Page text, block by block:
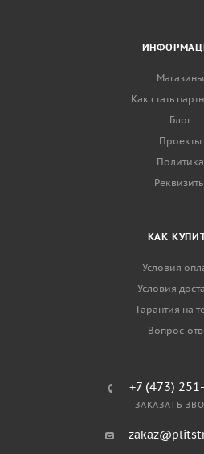
Магазины
Как стать
Блог
Проекты
Политика
Реквизиты
КАК
Условия
Условия
Гарантия на
Вопрос-
+7 (473)
ЗАКАЗАТЬ